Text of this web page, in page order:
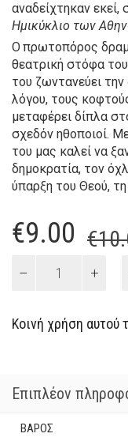
αναδείχτηκαν εκεί,
Ημικύκλιο των
Ο πρωτοπόρος
θεατρική στόφα
του ζωντανεύει
λόγου, τους
μεταφέρει δίπλα
σχεδόν ηθοποιοί.
του μας καλεί να
δημοκρατία, τον
ύπαρξη του Θεού,
€
€9.00
Ημικύκλιο
Αθηνών
ποσότητα
Κοινή χρήση αυτού
Επιπλέον
ΒΆΡΟΣ